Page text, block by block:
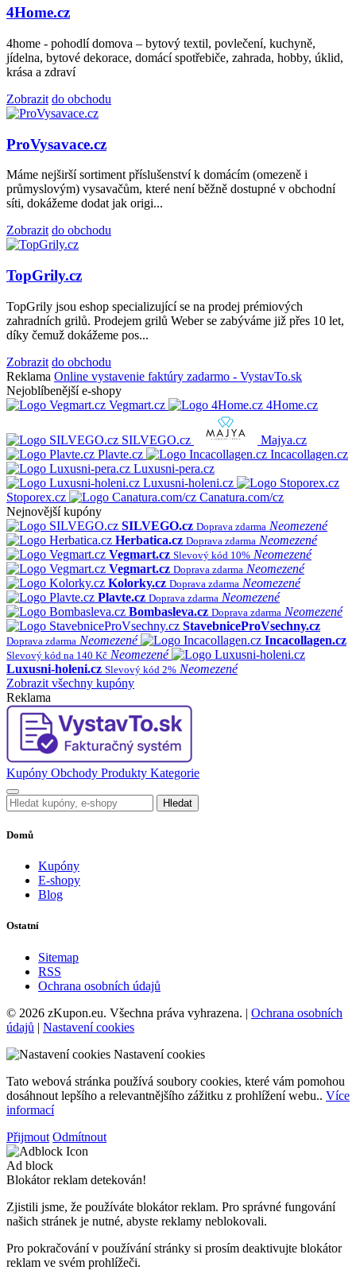
4Home.cz
4home - pohodlí domova – bytový textil, povlečení, kuchyně,
jídelna, bytové dekorace, domácí spotřebiče, zahrada, hobby, úklid,
krása a zdraví
Zobrazit do obchodu
ProVysavace.cz
Máme nejširší sortiment příslušenství k domácím (omezeně i
průmyslovým) vysavačům, které není běžně dostupné v obchodní
síti, dokážeme dodat jak origi...
Zobrazit do obchodu
TopGrily.cz
TopGrily jsou eshop specializující se na prodej prémiových
zahradních grilů. Prodejem grilů Weber se zabýváme již přes 10 let,
díky čemuž dokážeme pos...
Zobrazit do obchodu
Reklama Online vystavenie faktúry zadarmo - VystavTo.sk
Nejoblíbenější e-shopy
Vegmart.cz
4Home.cz
SILVEGO.cz
Majya.cz
Plavte.cz
Incacollagen.cz
Luxusni-pera.cz
Luxusni-holeni.cz
Stoporex.cz
Canatura.com/cz
Nejnovější kupóny
SILVEGO.cz Doprava zdarma Neomezené
Herbatica.cz Doprava zdarma Neomezené
Vegmart.cz Slevový kód 10% Neomezené
Vegmart.cz Doprava zdarma Neomezené
Kolorky.cz Doprava zdarma Neomezené
Plavte.cz Doprava zdarma Neomezené
Bombasleva.cz Doprava zdarma Neomezené
StavebniceProVsechny.cz
Doprava zdarma Neomezené Incacollagen.cz
Slevový kód na 140 Kč Neomezené
Luxusni-holeni.cz Slevový kód 2% Neomezené
Zobrazit všechny kupóny
Reklama
Kupóny Obchody Produkty Kategorie
Hledat
Domů
Kupóny
E-shopy
Blog
Ostatní
Sitemap
RSS
Ochrana osobních údajů
© 2026 zKupon.eu. Všechna práva vyhrazena. | Ochrana osobních
údajů | Nastavení cookies
Nastavení cookies
Tato webová stránka používá soubory cookies, které vám pomohou
dosáhnout lepšího a relevantnějšího zážitku z prohlížení webu.. Více
informací
Přijmout Odmítnout
Ad block
Blokátor reklam detekován!
Zjistili jsme, že používáte blokátor reklam. Pro správné fungování
našich stránek je nutné, abyste reklamy neblokovali.
Pro pokračování v používání stránky si prosím deaktivujte blokátor
reklam ve svém prohlížeči.